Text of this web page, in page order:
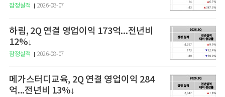
잠정실적 2026-08-07
하림, 2Q 연결 영업이익 173억...전년비
12%↓
잠정실적 2026-08-07
메가스터디교육, 2Q 연결 영업이익 284
억...전년비 13%↓